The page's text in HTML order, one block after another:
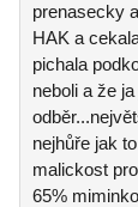
prenasecky
HAK a
pichala
neboli a že
nejhůře jak
malickost
65%